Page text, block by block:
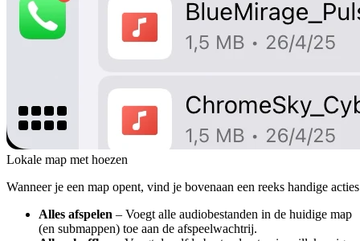
Lokale map met hoezen
Wanneer je een map opent, vind je bovenaan een reeks handige
Alles afspelen – Voegt alle audiobestanden in de huidige map
(en submappen) toe aan de afspeelwachtrij.